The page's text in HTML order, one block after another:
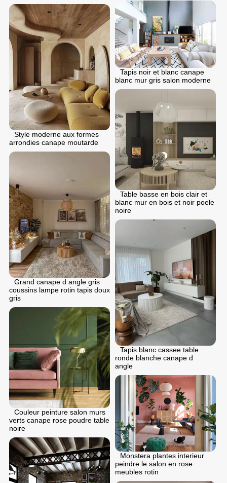
Tapis noir et blanc canape
blanc mur gris salon moderne
Style moderne aux formes
arrondies canape moutarde
Table basse en bois clair et
blanc mur en bois et noir poele
noire
Grand canape d angle gris
coussins lampe rotin tapis doux
gris
Tapis blanc cassee table
ronde blanche canape d
angle
Couleur peinture salon murs
verts canape rose poudre table
noire
Monstera plantes interieur
peindre le salon en rose
meubles rotin